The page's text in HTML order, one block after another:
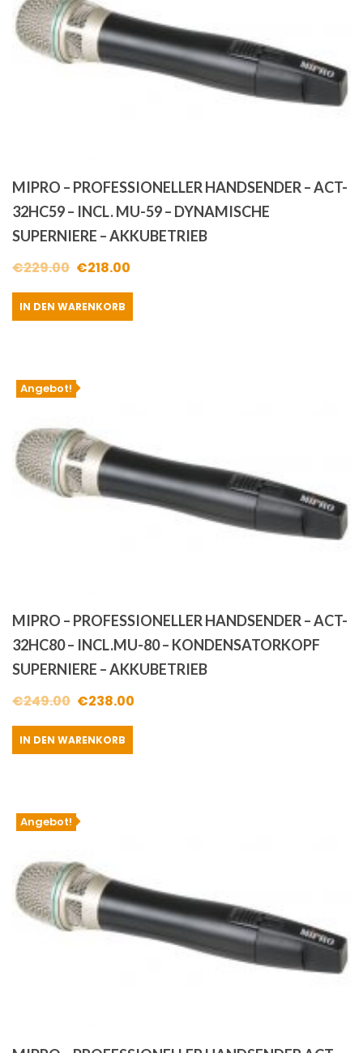
MIPRO – PROFESSIONELLER HANDSENDER – ACT-
32HC59 – INCL. MU-59 – DYNAMISCHE
SUPERNIERE – AKKUBETRIEB
€229.00 Ursprünglicher
Preis
war:
€218.00
IN DEN WARENKORB
Angebot!
MIPRO – PROFESSIONELLER HANDSENDER – ACT-
32HC80 – INCL.MU-80 – KONDENSATORKOPF
SUPERNIERE – AKKUBETRIEB
€249.00 Ursprünglicher
Preis
war:
€238.00
IN DEN WARENKORB
Angebot!